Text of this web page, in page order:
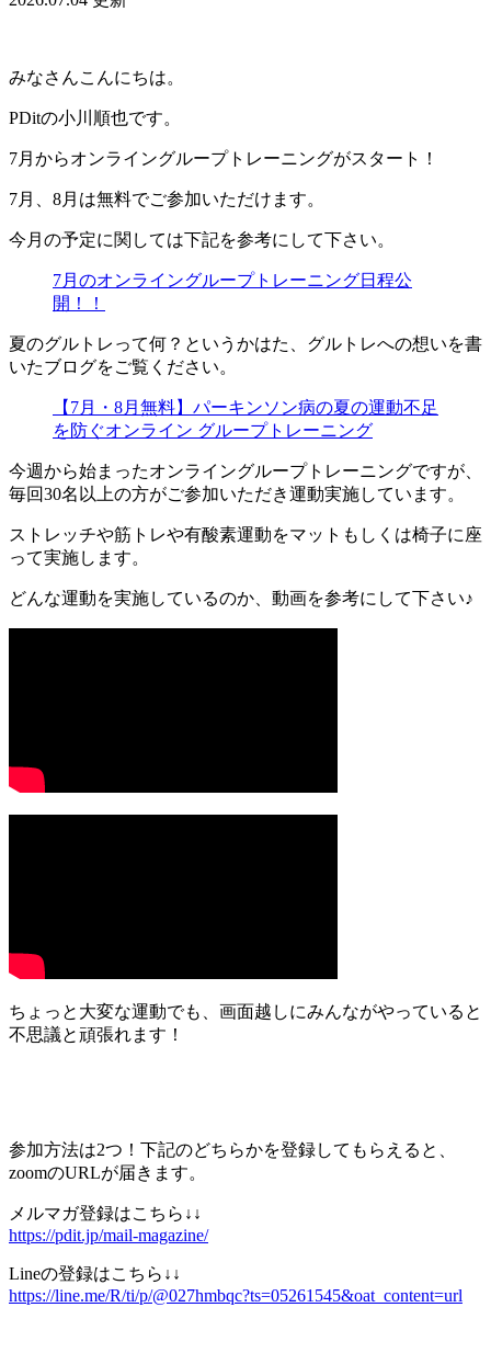
みなさんこんにちは。
PDitの小川順也です。
7月からオンライングループトレーニングがスタート！
7月、8月は無料でご参加いただけます。
今月の予定に関しては下記を参考にして下さい。
7月のオンライングループトレーニング日程公
開！！
夏のグルトレって何？というかはた、グルトレへの想いを書
いたブログをご覧ください。
【7月・8月無料】パーキンソン病の夏の運動不足
を防ぐオンライン グループトレーニング
今週から始まったオンライングループトレーニングですが、
毎回30名以上の方がご参加いただき運動実施しています。
ストレッチや筋トレや有酸素運動をマットもしくは椅子に座
って実施します。
どんな運動を実施しているのか、動画を参考にして下さい♪
ちょっと大変な運動でも、画面越しにみんながやっていると
不思議と頑張れます！
参加方法は2つ！下記のどちらかを登録してもらえると、
zoomのURLが届きます。
メルマガ登録はこちら↓↓
https://pdit.jp/mail-magazine/
Lineの登録はこちら↓↓
https://line.me/R/ti/p/@027hmbqc?ts=05261545&oat_content=url